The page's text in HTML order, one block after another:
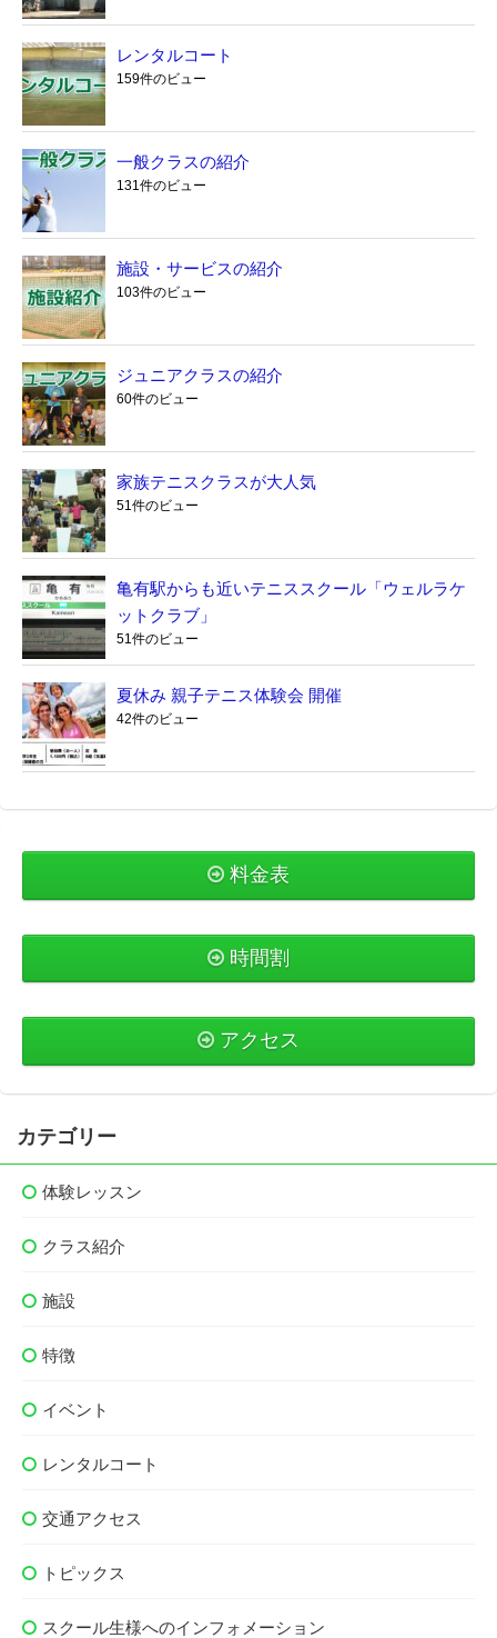
レンタルコート
159件のビュー
一般クラスの紹介
131件のビュー
施設・サービスの紹介
103件のビュー
ジュニアクラスの紹介
60件のビュー
家族テニスクラスが大人気
51件のビュー
亀有駅からも近いテニススクール「ウェルラケ
ットクラブ」
51件のビュー
夏休み 親子テニス体験会 開催
42件のビュー
料金表
時間割
アクセス
カテゴリー
体験レッスン
クラス紹介
施設
特徴
イベント
レンタルコート
交通アクセス
トピックス
スクール生様へのインフォメーション